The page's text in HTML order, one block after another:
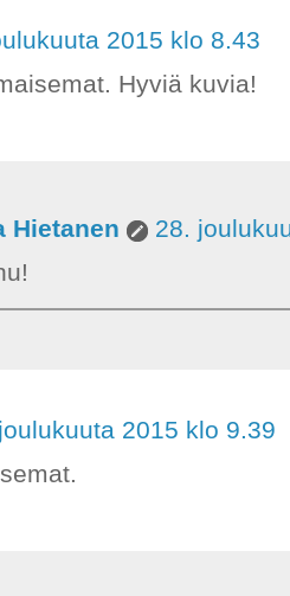
2015 klo 8.43
Hyviä kuvia!
Hietanen
28.
2015 klo 9.39